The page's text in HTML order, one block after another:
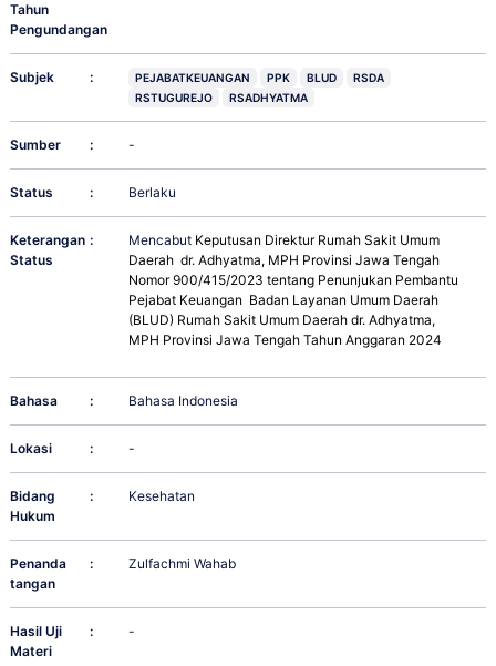
Tahun
Pengundangan
Subjek : PEJABATKEUANGAN PPK BLUD
RSDA
RSTUGUREJO
RSADHYATMA
Sumber : -
Status : Berlaku
Keterangan
Status
: Mencabut Keputusan Direktur Rumah Sakit Umum
Daerah dr. Adhyatma, MPH Provinsi Jawa Tengah
Nomor 900/415/2023 tentang Penunjukan Pembantu
Pejabat Keuangan Badan Layanan Umum Daerah
(BLUD) Rumah Sakit Umum Daerah dr. Adhyatma,
MPH Provinsi Jawa Tengah Tahun Anggaran 2024
Bahasa : Bahasa Indonesia
Lokasi : -
Bidang
Hukum
: Kesehatan
Penanda
tangan
: Zulfachmi Wahab
Hasil Uji
Materi
: -